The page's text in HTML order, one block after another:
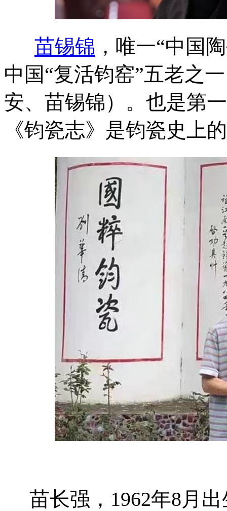
苗锡锦 ，唯一“中国
中国“复活钧窑”五老之
安、苗锡锦）。也是第
《钧瓷志》是钧瓷史上
苗长强，1962年8月出